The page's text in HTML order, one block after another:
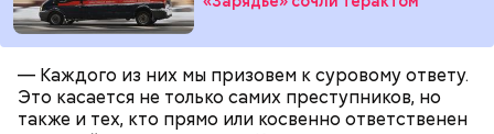
— Каждого из них мы призовем к суровому ответу.
Это касается не только самих преступников, но
также и тех, кто прямо или косвенно ответственен
женщина загремела в больницу, а у него появилась
возможность украсть из ее квартиры дорогие
украшения. Примечательно, что незадолго до
смерти пенсионерки внук занял у нее полмиллиона
рублей.
Он добавил, что у следствия есть видео
издевательств над Кадирхановым. По данному
факту возбудили уголовные дела о похищении,
незаконном лишении свободы и истязании. На этот
раз потерпевшим стал Кадирханов, а Мутаеву
посмертно предъявили обвинения. Материалы